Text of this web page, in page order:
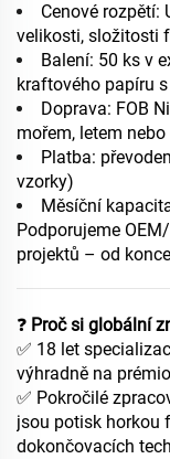
Cenové rozpětí:
velikosti, složitosti
Balení: 50 ks v
kraftového papíru
Doprava: FOB
mořem, letem
Platba:
vzorky)
Měsíční
Podporujeme
projektů – od
❓ Proč si globální
✅ 18 let
výhradně na
✅ Pokročilé
jsou potisk horkou
dokončovacích